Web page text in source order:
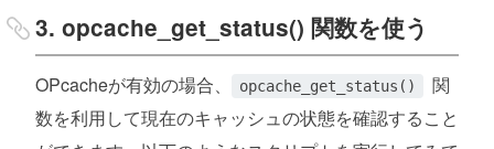
3. opcache_get_status() 関数を使う
OPcacheが有効の場合、 opcache_get_status()
関
数を利用して現在のキャッシュの状態を確認すること